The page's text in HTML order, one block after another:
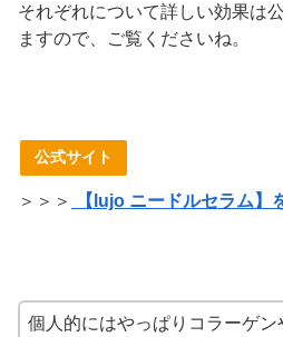
それぞれについて詳しい効果は
ますので、ご覧くださいね。
公式サイト
＞＞＞ 【lujo ニードルセラム】
個人的にはやっぱりコラーゲン